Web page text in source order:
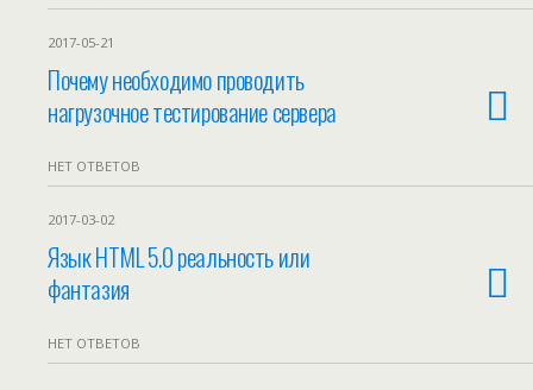
2017-05-21
Почему необходимо проводить
нагрузочное тестирование сервера
НЕТ ОТВЕТОВ
2017-03-02
Язык HTML 5.0 реальность или
фантазия
НЕТ ОТВЕТОВ